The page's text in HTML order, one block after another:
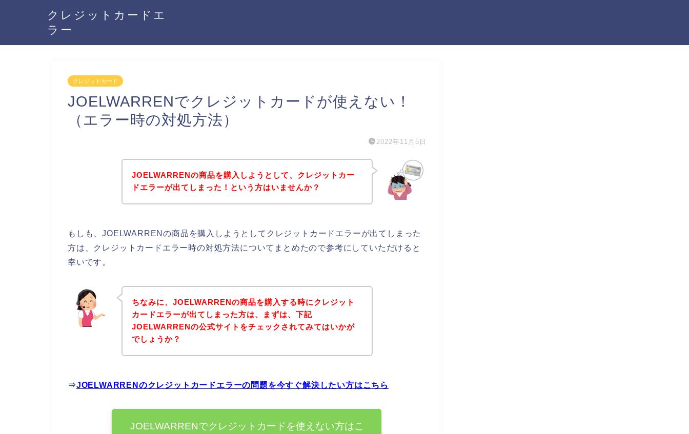
クレジットカードエ
ラー
クレジットカード
JOELWARRENでクレジットカードが使えない！
（エラー時の対処方法）
2022年11月5日
JOELWARRENの商品を購入しようとして、クレジットカー
ドエラーが出てしまった！という方はいませんか？
もしも、JOELWARRENの商品を購入しようとしてクレジットカードエラーが出てしまった
方は、クレジットカードエラー時の対処方法についてまとめたので参考にしていただけると
幸いです。
ちなみに、JOELWARRENの商品を購入する時にクレジット
カードエラーが出てしまった方は、まずは、下記
JOELWARRENの公式サイトをチェックされてみてはいかが
でしょうか？
⇒JOELWARRENのクレジットカードエラーの問題を今すぐ解決したい方はこちら
JOELWARRENでクレジットカードを使えない方はこ